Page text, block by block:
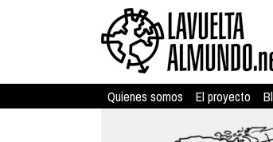
Quienes somos El proyecto